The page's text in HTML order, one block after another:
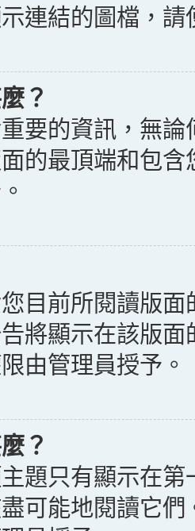
連結的圖檔，
？
要的資訊，無
的最頂端和包
目前所閱讀版
將顯示在該版
由管理員授予。
？
題只有顯示在
可能地閱讀它